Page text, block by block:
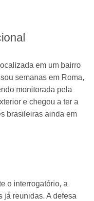
em um bairro
semanas em Roma,
monitorada pela
e chegou a ter a
brasileiras ainda em
o interrogatório, a
já reunidas. A defesa